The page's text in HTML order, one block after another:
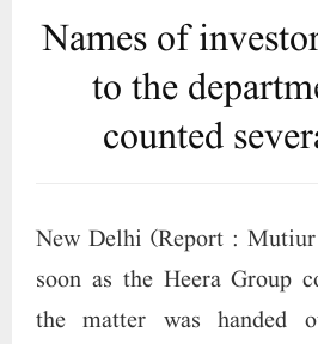
Names of
to the
counted
New Delhi (Report :
soon as the Heera Group
the matter was handed